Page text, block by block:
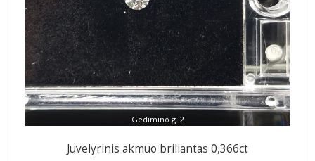
Gedimino g. 2
Juvelyrinis akmuo briliantas 0,366ct